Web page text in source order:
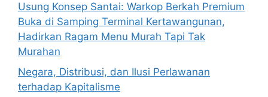
Usung Konsep Santai: Warkop Berkah Premium
Buka di Samping Terminal Kertawangunan,
Hadirkan Ragam Menu Murah Tapi Tak
Murahan
Negara, Distribusi, dan Ilusi Perlawanan
terhadap Kapitalisme